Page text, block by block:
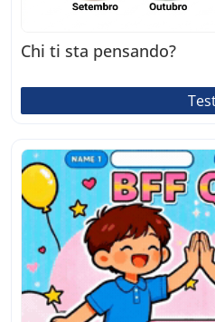
Chi ti sta pensando?